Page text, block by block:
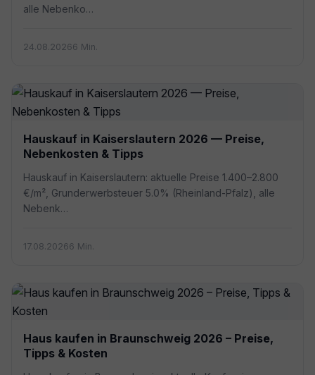
alle Nebenko…
24.08.20266 Min.
Hauskauf in Kaiserslautern 2026 — Preise,
Nebenkosten & Tipps
Hauskauf in Kaiserslautern: aktuelle Preise 1.400–2.800
€/m², Grunderwerbsteuer 5.0% (Rheinland-Pfalz), alle
Nebenk…
17.08.20266 Min.
Haus kaufen in Braunschweig 2026 – Preise,
Tipps & Kosten